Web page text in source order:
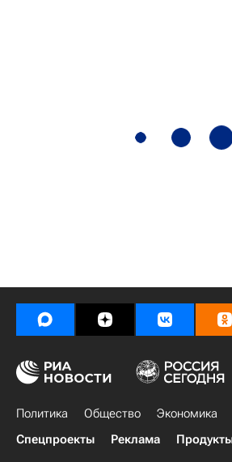
Политика Общество Экономика
Спецпроекты
Реклама